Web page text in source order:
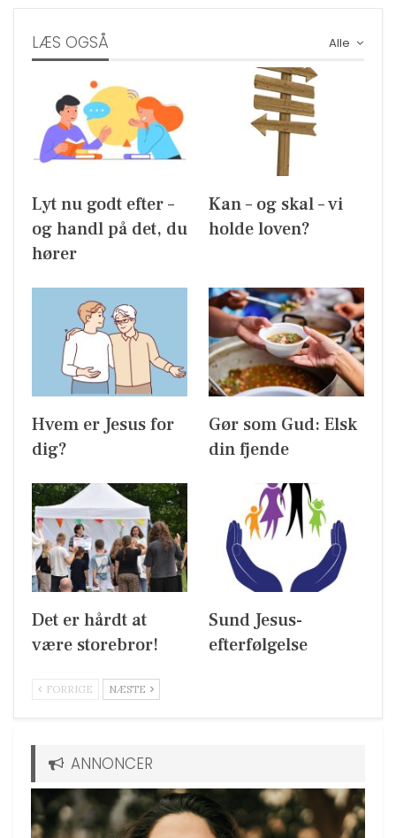
Alle
LÆS OGSÅ
Lyt nu godt efter –
og handl på det, du
hører
Kan – og skal – vi
holde loven?
Hvem er Jesus for
dig?
Gør som Gud: Elsk
din fjende
Det er hårdt at
være storebror!
Sund Jesus-
efterfølgelse
FORRIGE NÆSTE
ANNONCER